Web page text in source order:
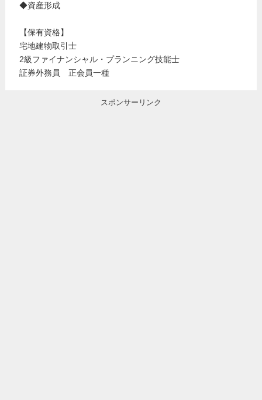
◆資産形成
【保有資格】
宅地建物取引士
2級ファイナンシャル・プランニング技能士
証券外務員 正会員一種
スポンサーリンク